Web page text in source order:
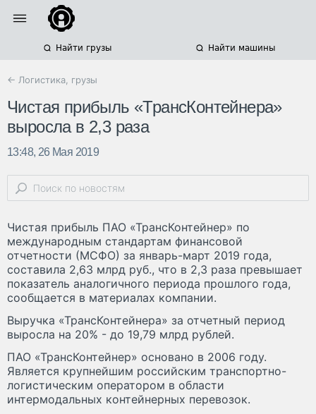
Найти грузы Найти машины
← Логистика, грузы
Чистая прибыль «ТрансКонтейнера»
выросла в 2,3 раза
13:48, 26 Мая 2019
Чистая прибыль ПАО «ТрансКонтейнер» по
международным стандартам финансовой
отчетности (МСФО) за январь-март 2019 года,
составила 2,63 млрд руб., что в 2,3 раза превышает
показатель аналогичного периода прошлого года,
сообщается в материалах компании.
Выручка «ТрансКонтейнера» за отчетный период
выросла на 20% - до 19,79 млрд рублей.
ПАО «ТрансКонтейнер» основано в 2006 году.
Является крупнейшим российским транспортно-
логистическим оператором в области
интермодальных контейнерных перевозок.